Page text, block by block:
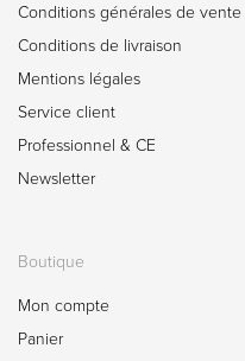
Conditions générales de vente
Conditions de livraison
Mentions légales
Service client
Professionnel & CE
Newsletter
Boutique
Mon compte
Panier